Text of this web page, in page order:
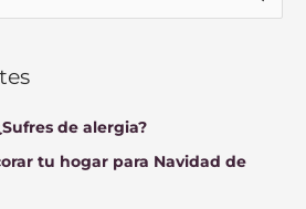
de alergia?
tu hogar para Navidad de